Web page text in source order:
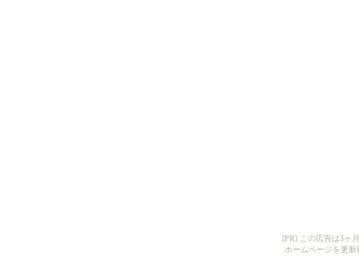
[PR] この広告は3ヶ
ホームページを更